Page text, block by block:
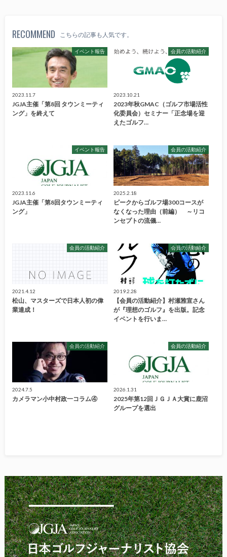
RECOMMEND こちらの記事も人気です。
イベント報告
2023.11.7
JGJA主催「第8回 タウンミーティ
ング」を終えて
会員の活動紹介
2023.10.21
2023年秋GMAC（ゴルフ市場活性
化委員会）セミナー「正念場を迎
えたゴルフ…
イベント報告
2023.11.6
JGJA主催「第8回タウンミーティ
ング」
会員の活動紹介
2025.2.18
ピークからゴルフ場300コースが
なくなった理由（前編） ～リコ
ンセプトの流儀…
会員の活動紹介
2021.4.12
松山、マスターズで日本人初の偉
業達成！
会員の活動紹介
2019.2.28
【会員の活動紹介】村瀬雅宣さん
が『理想のゴルフ』を出版。記念
イベントを行いま…
会員の活動紹介
2024.7.5
カメラマン小中村政一コラム④
会員の活動紹介
2026.1.31
2025年第12回ＪＧＪＡ大賞に鹿沼
グループを選出